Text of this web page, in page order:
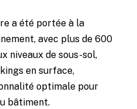
a été portée à la
avec plus de 600
niveaux de sous-sol,
en surface,
optimale pour
bâtiment.